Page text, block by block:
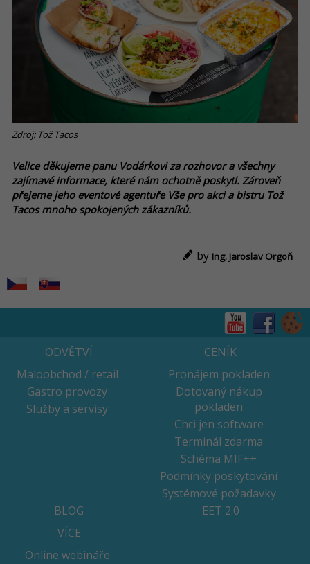
Zdroj: Tož Tacos
Velice děkujeme panu Vodárkovi za rozhovor a všechny
zajímavé informace, které nám ochotně poskytl. Zároveň
přejeme jeho eventové agentuře Vše pro akci a bistru Tož
Tacos mnoho spokojených zákazníků.
by Ing. Jaroslav Orgoň
ODVĚTVÍ
Maloobchod / retail
Gastro provozy
Služby a servisy
CENÍK
Pronájem pokladen
Dotovaný nákup
pokladen
Chci jen software
Terminál zdarma
Schéma MIF++
Podmínky poskytování
Systémové požadavky
BLOG
EET 2.0
VÍCE
Online webináře